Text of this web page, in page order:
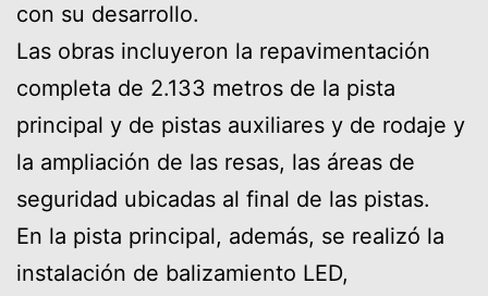
con su desarrollo.
Las obras incluyeron la repavimentación
completa de 2.133 metros de la pista
principal y de pistas auxiliares y de rodaje y
la ampliación de las resas, las áreas de
seguridad ubicadas al final de las pistas.
En la pista principal, además, se realizó la
instalación de balizamiento LED,